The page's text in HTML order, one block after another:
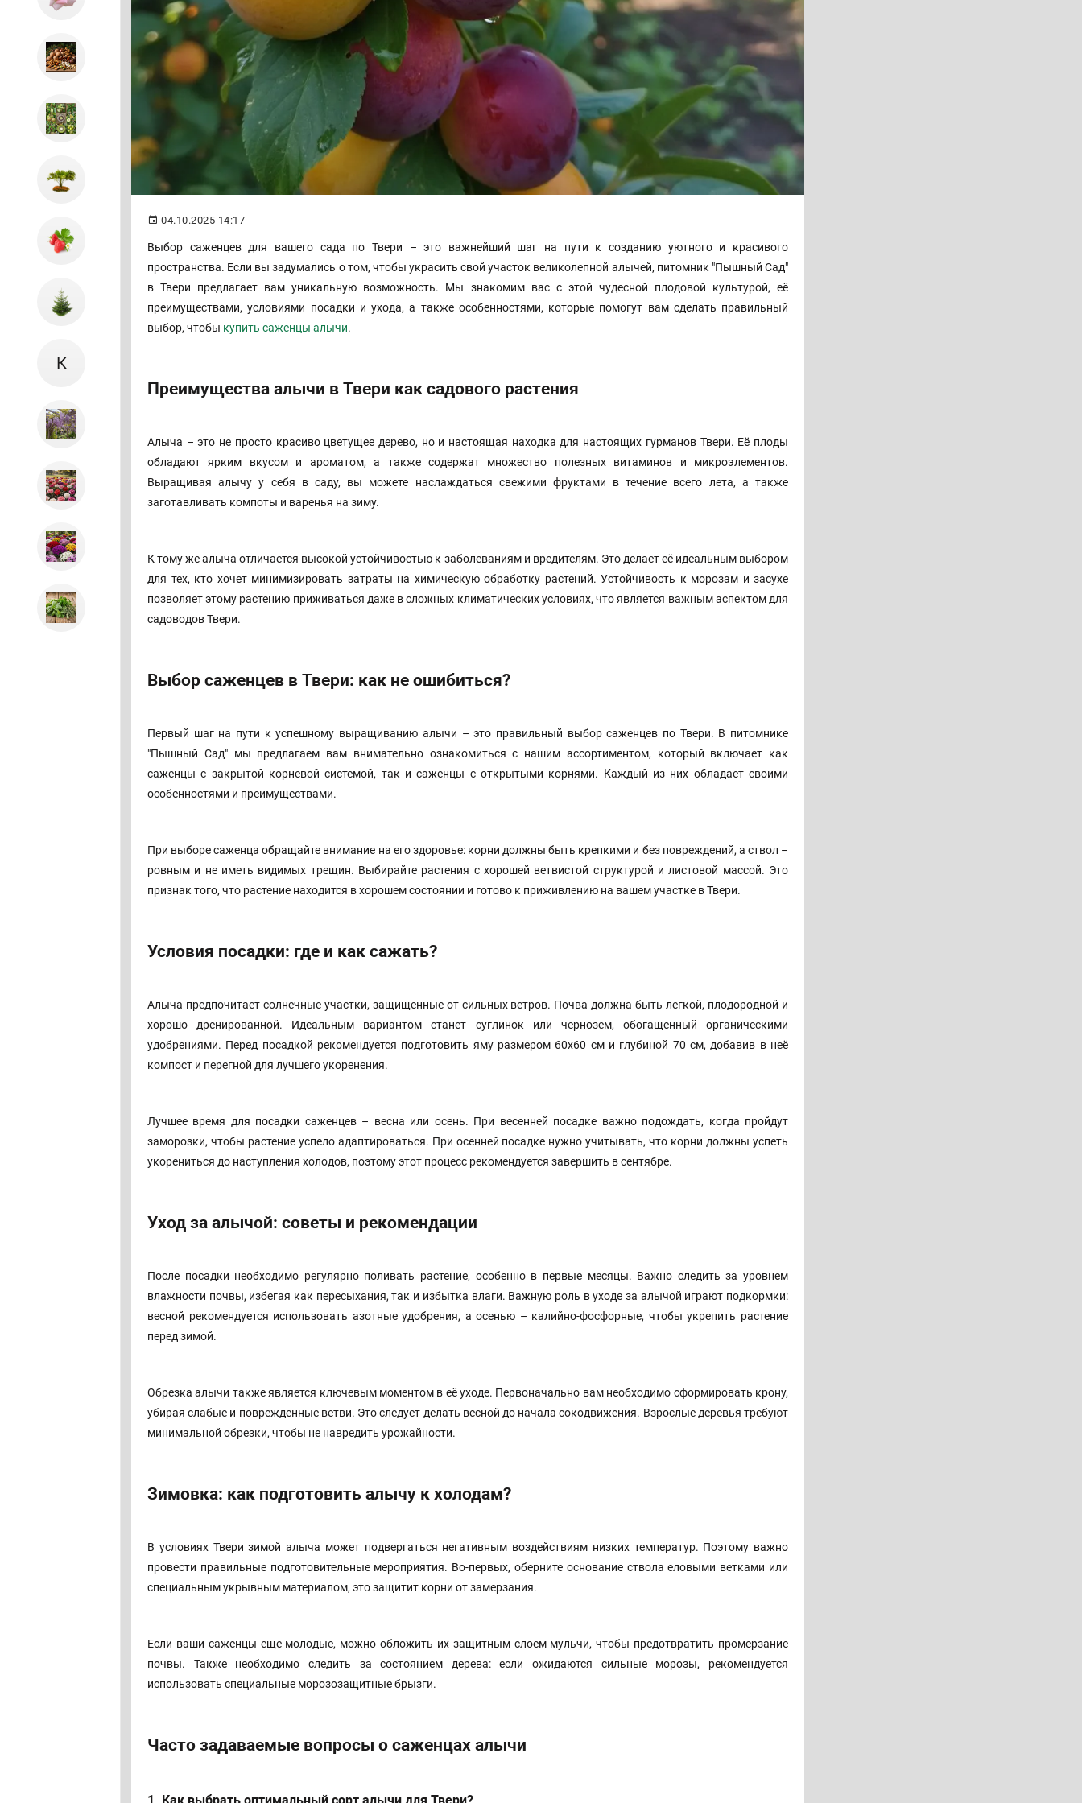
К
04.10.2025 14:17
Выбор саженцев для вашего сада по Твери – это важнейший шаг на пути к созданию уютного и красивого
пространства. Если вы задумались о том, чтобы украсить свой участок великолепной алычей, питомник "Пышный Сад"
в Твери предлагает вам уникальную возможность. Мы знакомим вас с этой чудесной плодовой культурой, её
преимуществами, условиями посадки и ухода, а также особенностями, которые помогут вам сделать правильный
выбор, чтобы купить саженцы алычи.
Преимущества алычи в Твери как садового растения
Алыча – это не просто красиво цветущее дерево, но и настоящая находка для настоящих гурманов Твери. Её плоды
обладают ярким вкусом и ароматом, а также содержат множество полезных витаминов и микроэлементов.
Выращивая алычу у себя в саду, вы можете наслаждаться свежими фруктами в течение всего лета, а также
заготавливать компоты и варенья на зиму.
К тому же алыча отличается высокой устойчивостью к заболеваниям и вредителям. Это делает её идеальным выбором
для тех, кто хочет минимизировать затраты на химическую обработку растений. Устойчивость к морозам и засухе
позволяет этому растению приживаться даже в сложных климатических условиях, что является важным аспектом для
садоводов Твери.
Выбор саженцев в Твери: как не ошибиться?
Первый шаг на пути к успешному выращиванию алычи – это правильный выбор саженцев по Твери. В питомнике
"Пышный Сад" мы предлагаем вам внимательно ознакомиться с нашим ассортиментом, который включает как
саженцы с закрытой корневой системой, так и саженцы с открытыми корнями. Каждый из них обладает своими
особенностями и преимуществами.
При выборе саженца обращайте внимание на его здоровье: корни должны быть крепкими и без повреждений, а ствол –
ровным и не иметь видимых трещин. Выбирайте растения с хорошей ветвистой структурой и листовой массой. Это
признак того, что растение находится в хорошем состоянии и готово к приживлению на вашем участке в Твери.
Условия посадки: где и как сажать?
Алыча предпочитает солнечные участки, защищенные от сильных ветров. Почва должна быть легкой, плодородной и
хорошо дренированной. Идеальным вариантом станет суглинок или чернозем, обогащенный органическими
удобрениями. Перед посадкой рекомендуется подготовить яму размером 60x60 см и глубиной 70 см, добавив в неё
компост и перегной для лучшего укоренения.
Лучшее время для посадки саженцев – весна или осень. При весенней посадке важно подождать, когда пройдут
заморозки, чтобы растение успело адаптироваться. При осенней посадке нужно учитывать, что корни должны успеть
укорениться до наступления холодов, поэтому этот процесс рекомендуется завершить в сентябре.
Уход за алычой: советы и рекомендации
После посадки необходимо регулярно поливать растение, особенно в первые месяцы. Важно следить за уровнем
влажности почвы, избегая как пересыхания, так и избытка влаги. Важную роль в уходе за алычой играют подкормки:
весной рекомендуется использовать азотные удобрения, а осенью – калийно-фосфорные, чтобы укрепить растение
перед зимой.
Обрезка алычи также является ключевым моментом в её уходе. Первоначально вам необходимо сформировать крону,
убирая слабые и поврежденные ветви. Это следует делать весной до начала сокодвижения. Взрослые деревья требуют
минимальной обрезки, чтобы не навредить урожайности.
Зимовка: как подготовить алычу к холодам?
В условиях Твери зимой алыча может подвергаться негативным воздействиям низких температур. Поэтому важно
провести правильные подготовительные мероприятия. Во-первых, оберните основание ствола еловыми ветками или
специальным укрывным материалом, это защитит корни от замерзания.
Если ваши саженцы еще молодые, можно обложить их защитным слоем мульчи, чтобы предотвратить промерзание
почвы. Также необходимо следить за состоянием дерева: если ожидаются сильные морозы, рекомендуется
использовать специальные морозозащитные брызги.
Часто задаваемые вопросы о саженцах алычи